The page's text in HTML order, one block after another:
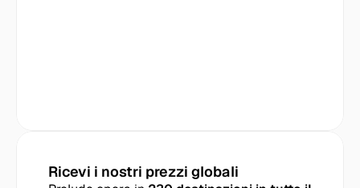
Ricevi i nostri prezzi globali